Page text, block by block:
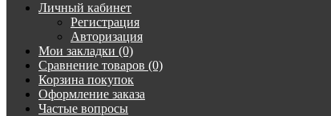
Личный кабинет
Регистрация
Авторизация
Мои закладки (0)
Сравнение товаров (0)
Корзина покупок
Оформление заказа
Частые вопросы